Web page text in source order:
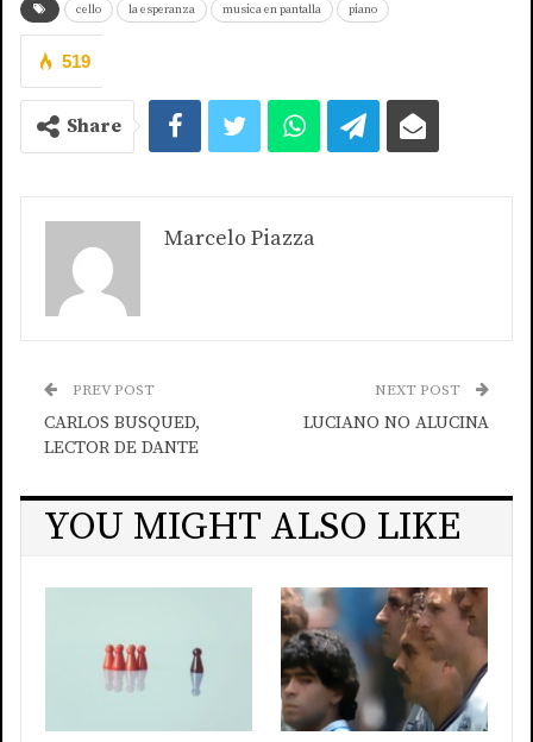
cello la esperanza musica en pantalla piano
519
Share
Marcelo Piazza
PREV POST
CARLOS BUSQUED,
LECTOR DE DANTE
NEXT POST
LUCIANO NO ALUCINA
YOU MIGHT ALSO LIKE